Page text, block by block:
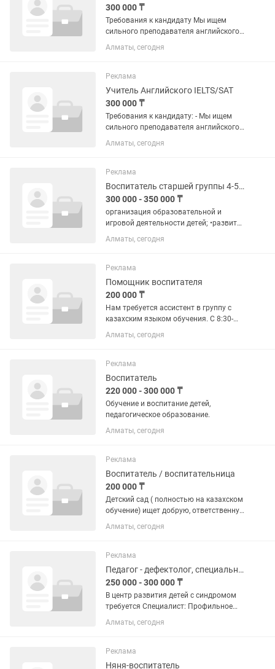
300 000 ₸
Требования к кандидату Мы ищем
сильного преподавателя английского
языка, который умеет работать как с
общим английским, так и с
Обязательные требования: Высшее...
Алматы, сегодня
Реклама
Учитель Английского IELTS/SAT
300 000 ₸
Требования к кандидату: - Мы ищем
сильного преподавателя английского
языка, который умеет работать как с
общим английским, так и с
Алматы, сегодня
Реклама
Воспитатель старшей группы 4-5 лет
300 000 - 350 000 ₸
организация образовательной и
игровой деятельности детей; •развитие
навыков общения, самостоятельности
и дисциплины; •подготовка детей к
поведением каждого...
Алматы, сегодня
Реклама
Помощник воспитателя
200 000 ₸
Нам требуется ассистент в группу с
казахским языком обучения. С 8:30-
18:00 Обед предоставляем. Налоги
оплачиваем за вас сами На руки
Алматы, сегодня
Реклама
Воспитатель
220 000 - 300 000 ₸
Обучение и воспитание детей,
педагогическое образование.
Алматы, сегодня
Реклама
Воспитатель / воспитательница
200 000 ₸
Детский сад ( полностью на казахском
обучение) ищет добрую, ответственную
и любящую детей воспитательницу в
дружный коллектив. Требования: •Опыт
возраста •Педагогическое...
Алматы, сегодня
Реклама
Педагог - дефектолог, специальный педагог
250 000 - 300 000 ₸
В центр развития детей с синдромом
требуется Специалист: Профильное
образование Педагог-Дефектолог или
Специальный Педагог (ДИПЛОМ ОБ
СПЕЦИАЛЬНОСТИ - НЕ...
Алматы, сегодня
Реклама
Няня-воспитатель